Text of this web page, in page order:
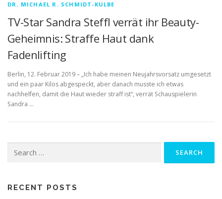
DR. MICHAEL R. SCHMIDT-KULBE
TV-Star Sandra Steffl verrät ihr Beauty-
Geheimnis: Straffe Haut dank
Fadenlifting
Berlin, 12. Februar 2019 – „Ich habe meinen Neujahrsvorsatz umgesetzt
und ein paar Kilos abgespeckt, aber danach musste ich etwas
nachhelfen, damit die Haut wieder straff ist“, verrät Schauspielerin
Sandra …
RECENT POSTS